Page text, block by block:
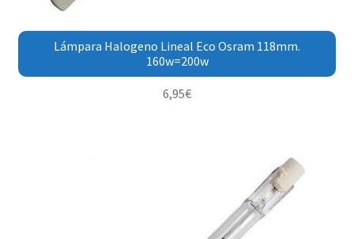
Lámpara Halogeno Lineal Eco Osram 118mm.
160w=200w
6,95€